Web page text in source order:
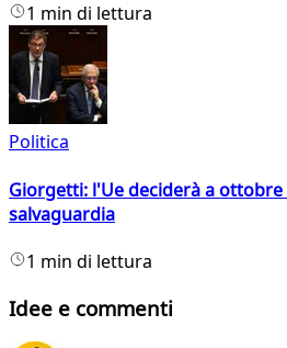
1 min di lettura
Politica
Giorgetti: l'Ue deciderà a ottobre
salvaguardia
1 min di lettura
Idee e commenti